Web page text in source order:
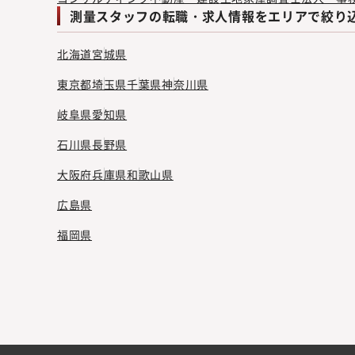
測量スタッフの転職・求人情報をエリアで絞り
北海道宮城県
東京都埼玉県千葉県神奈川県
岐阜県愛知県
石川県長野県
大阪府兵庫県和歌山県
広島県
福岡県